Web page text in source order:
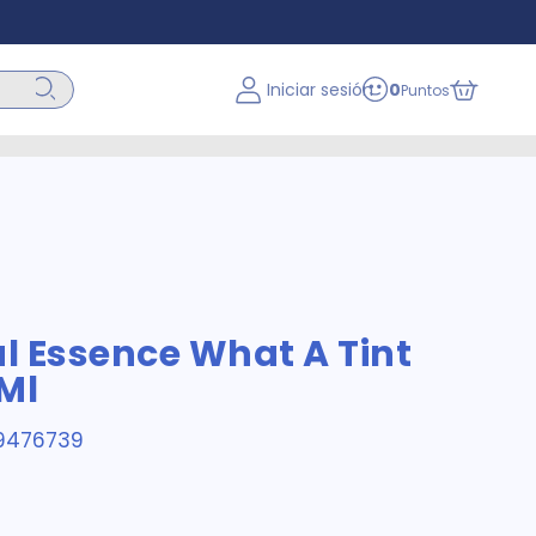
Iniciar sesión 0Puntos
Essence What A Tint